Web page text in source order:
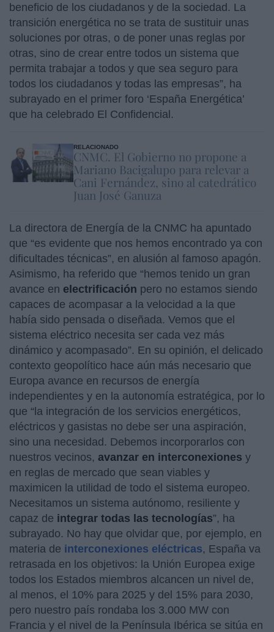
beneficio de los ciudadanos y de la sociedad. La
transición energética no se trata de sustituir unas
soluciones por otras, o de poner unas reglas por
otras, sino de crear entre todos un sistema que
permita trabajar a todos y que sea seguro para
todos los ciudadanos y todas las empresas”, ha
subrayado en el primer foro ‘España Energética’
que ha celebrado El Confidencial.
RELACIONADO
CNMC. El Gobierno no propone a
Mariano Bacigalupo para relevar a
Cani Fernández, sino al catedrático
Juan José Ganuza
La directora de Energía de la CNMC ha apuntado
que “es evidente que nos hemos encontrado ya con
dificultades técnicas”, en alusión al famoso apagón.
Asimismo, ha referido que “hemos tenido un gran
avance en electrificación pero no estamos siendo
capaces de acompasar a la velocidad a la que
había sido pensada o diseñada. Vemos que el
sistema eléctrico necesita ser cada vez más
dinámico y acompasado”. En su opinión, el delicado
contexto geopolítico hace aún más necesario que
Europa avance en recursos de energía
independientes y en la autonomía estratégica, por lo
que “la integración de los servicios energéticos,
eléctricos y gasistas no debe ser una aspiración,
sino una necesidad. Debemos incorporarlos con
nuestros vecinos, avanzar en interconexiones y
en reglas de mercado que sean viables y
maximicen la utilidad de todo el sistema europeo.
Necesitamos un sistema autónomo, resiliente y
capaz de integrar todas las tecnologías”, ha
subrayado. No hay que olvidar que, por ejemplo, en
materia de interconexiones eléctricas, España va
retrasada en los objetivos: la Unión Europea exige
todos los Estados miembros alcancen un nivel de,
al menos, el 10% para 2025 y del 15% para 2030,
pero nuestro país rondaba los 3.000 MW con
Francia y el nivel de la Península Ibérica se sitúa en